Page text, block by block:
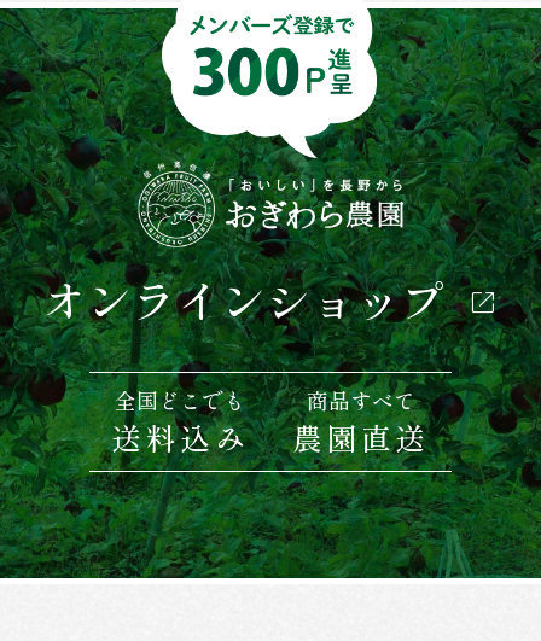
オンラインショップ
全国どこでも
送料込み
商品すべて
農園直送